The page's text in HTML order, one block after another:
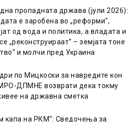
пропадната држава (јули 2026):
е заробена во „реформи“,
од вода и политика, а владата и
„реконструираат“ – земјата тоне
и молчи пред Украина
по Мицкоски за навредите кон
ДПМНЕ возврати дека токму
на државна сметка
капа на РКМ“: Сведочења за